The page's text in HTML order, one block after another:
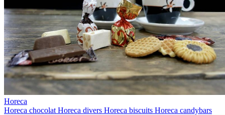
Horeca
Horeca chocolat Horeca divers Horeca biscuits Horeca candybars